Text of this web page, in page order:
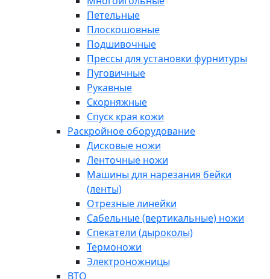
Петельные
Плоскошовные
Подшивочные
Прессы для установки фурнитуры
Пуговичные
Рукавные
Скорняжные
Спуск края кожи
Раскройное оборудование
Дисковые ножи
Ленточные ножи
Машины для нарезания бейки
(ленты)
Отрезные линейки
Сабельные (вертикальные) ножи
Спекатели (дыроколы)
Термоножи
Электроножницы
ВТО